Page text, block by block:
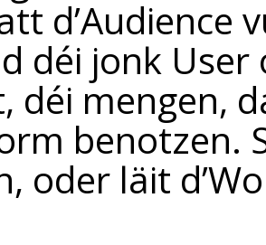
d’Audience
déi jonk
déi mengen,
benotzen.
oder läit